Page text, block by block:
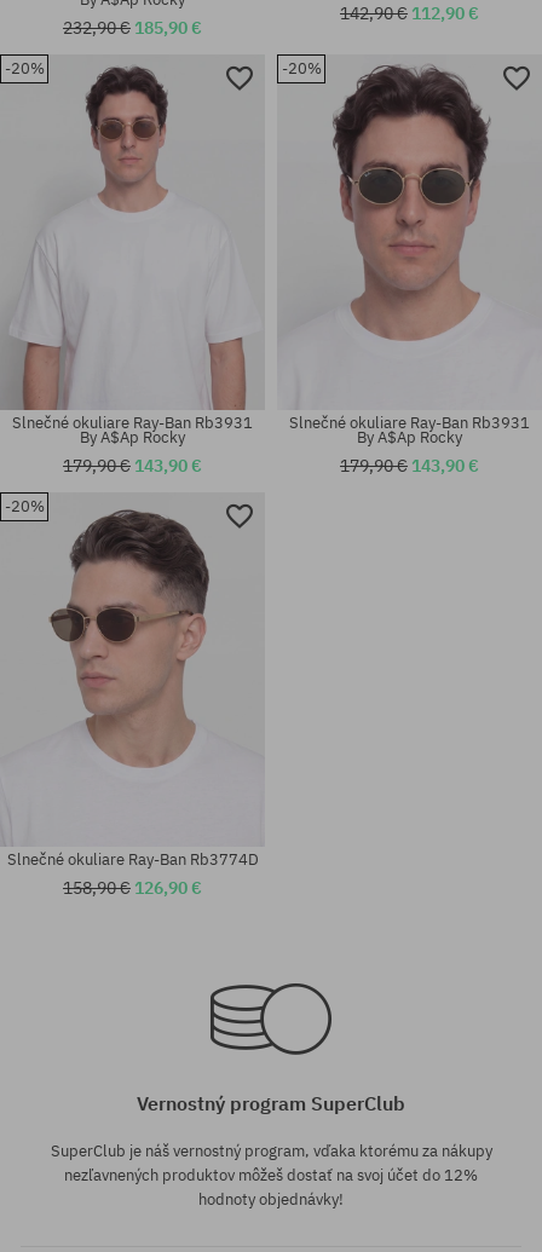
Dostupné veľkosti:
Dostupné veľkosti:
Dostupné veľkosti:
232,90 € 185,90 €
142,90 € 112,90 €
-20%
Slnečné okuliare Ray-Ban Rb3931
By A$Ap Rocky
179,90 € 143,90 €
-20%
Slnečné okuliare Ray-Ban Rb3931
By A$Ap Rocky
179,90 € 143,90 €
-20%
Slnečné okuliare Ray-Ban Rb3774D
158,90 € 126,90 €
Vernostný program SuperClub
SuperClub je náš vernostný program, vďaka ktorému za nákupy
nezľavnených produktov môžeš dostať na svoj účet do 12%
hodnoty objednávky!